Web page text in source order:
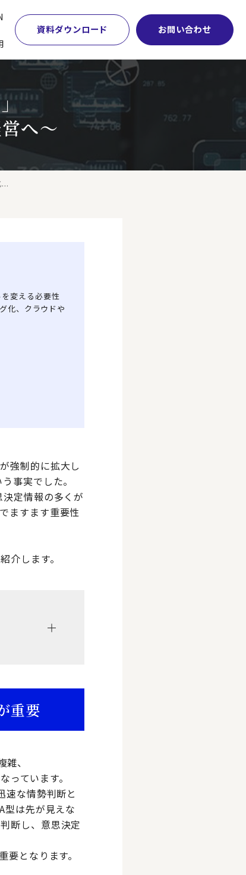
資料ダウンロード お問い合わせ
本社・間接業務改革
サプライチェーンマネジメント
物流改革
ビジネスプロセスアウトソーシング
ーケティング
発・生産・調達
計システム刷新
＆Aへの旅
学術顧問紹介
DE&I推進の取り組み
グループ会社
パートナーシップ
へ～
変える必要性
化、クラウドや
強制的に拡大し
事実でした。
定情報の多くが
ますます重要性
介します。
重要
、
ています。
速な情勢判断と
型は先が見えな
断し、意思決定
となります。